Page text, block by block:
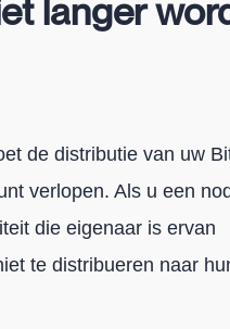
langer
de distributie van uw
verlopen. Als u een
die eigenaar is ervan
te distribueren naar